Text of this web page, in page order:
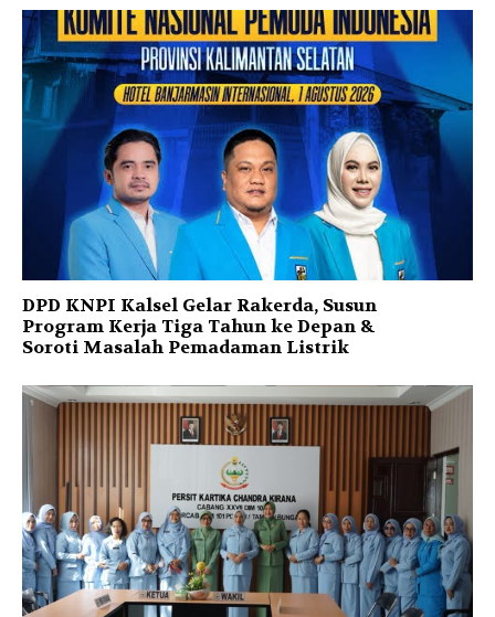
DPD KNPI Kalsel Gelar Rakerda, Susun
Program Kerja Tiga Tahun ke Depan &
Soroti Masalah Pemadaman Listrik